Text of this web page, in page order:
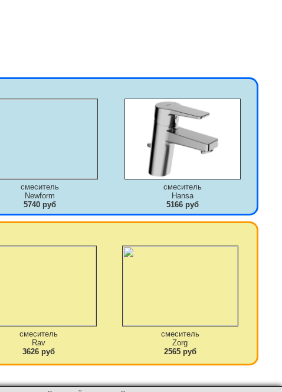
смеситель
Newform
5740 руб
смеситель
Hansa
5166 руб
смеситель
Rav
3626 руб
смеситель
Zorg
2565 руб